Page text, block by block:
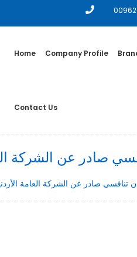
Home Company Profile
Contact Us
صادر عن الشركة
تنافسي صادر عن الشركة العامة